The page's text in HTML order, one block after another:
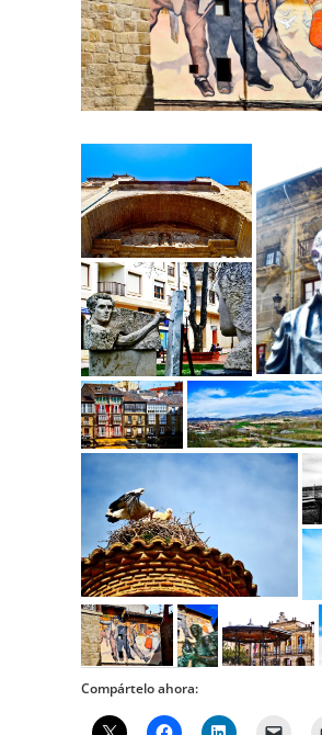
Compártelo ahora: